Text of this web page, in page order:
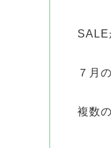
SALE
７月
複数